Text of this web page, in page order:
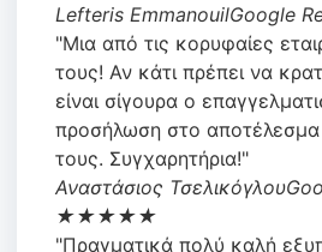
Lefteris EmmanouilGoogle
"Μια από τις κορυφαίες
τους! Αν κάτι πρέπει να
είναι σίγουρα ο
προσήλωση στο αποτέλεσμα
τους. Συγχαρητήρια!"
Αναστάσιος Τσελικόγλου
★★★★★
"Πραγματικά πολύ καλή